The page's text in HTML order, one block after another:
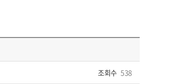
조회수 538